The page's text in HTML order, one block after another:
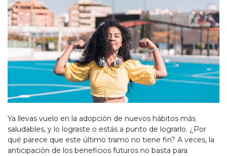
Ya llevas vuelo en la adopción de nuevos hábitos más
saludables, y lo lograste o estás a punto de lograrlo. ¿Por
qué parece que este último tramo no tiene fin? A veces, la
anticipación de los beneficios futuros no basta para